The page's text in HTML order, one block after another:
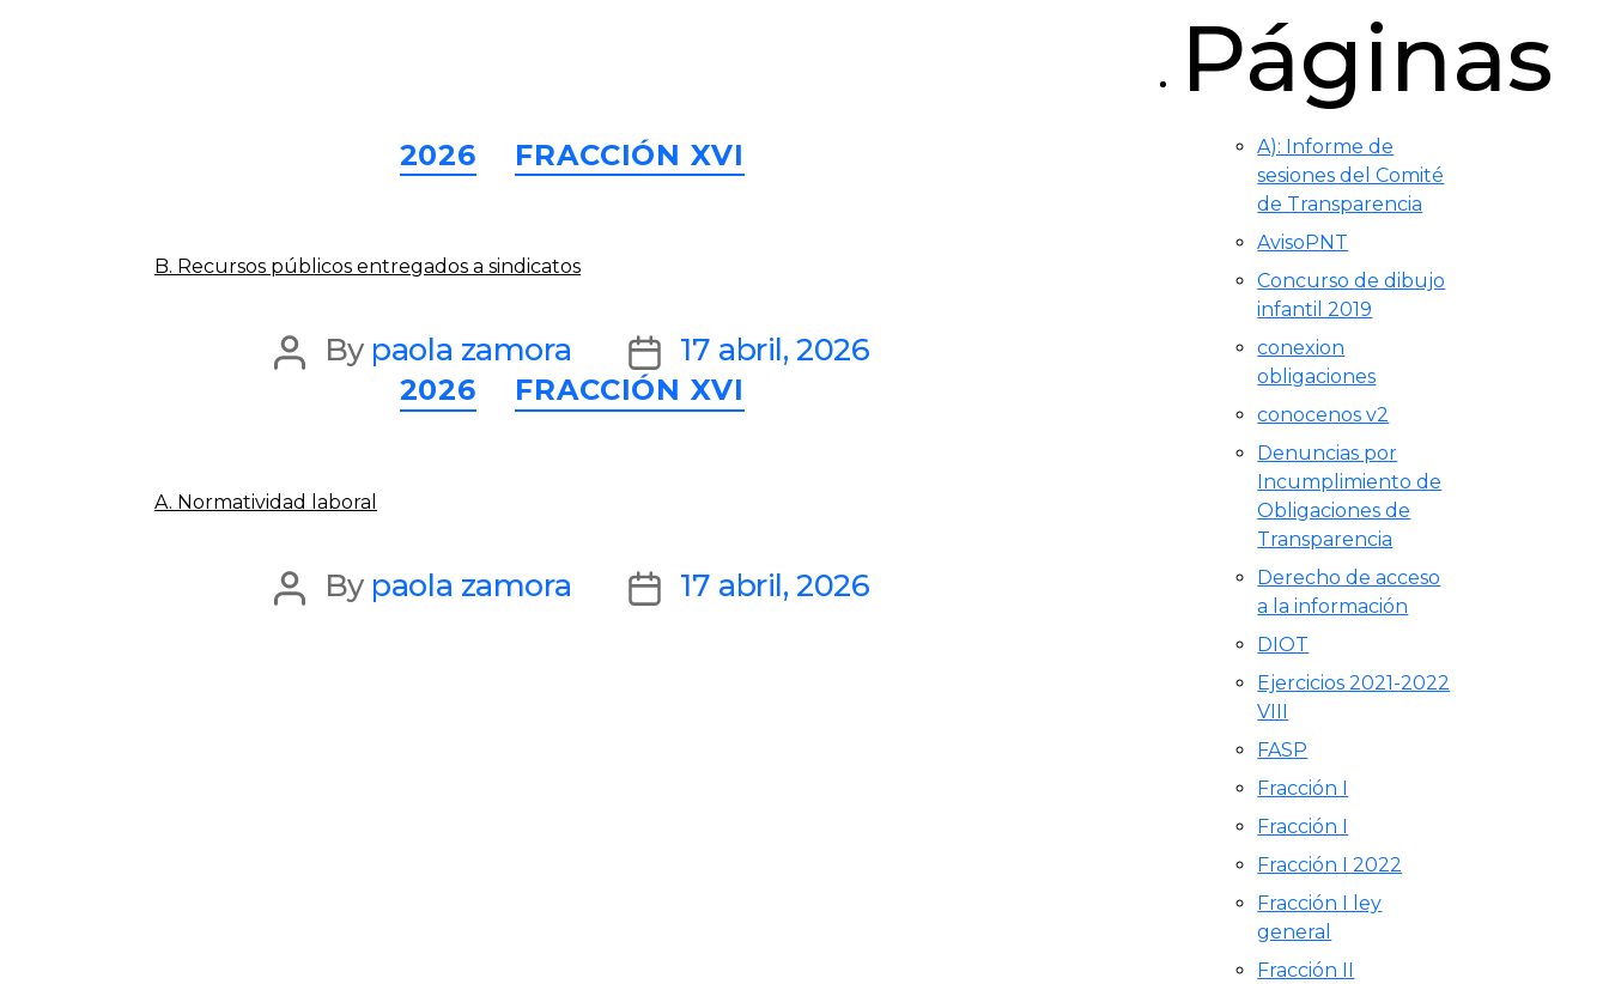
2026 FRACCIÓN XVI
B. Recursos públicos entregados a sindicatos
PostBy paola zamora
Post
date
17 abril, 2026
Categories
2026 FRACCIÓN XVI
A. Normatividad laboral
PostBy paola zamora
Post17 abril, 2026
Páginas
A): Informe de
sesiones del Comité
de Transparencia
AvisoPNT
Concurso de dibujo
infantil 2019
conexion
obligaciones
conocenos v2
Denuncias por
Incumplimiento de
Obligaciones de
Transparencia
Derecho de acceso
a la información
DIOT
Ejercicios 2021-2022
VIII
FASP
Fracción I
Fracción I
Fracción I 2022
Fracción I ley
general
Fracción II